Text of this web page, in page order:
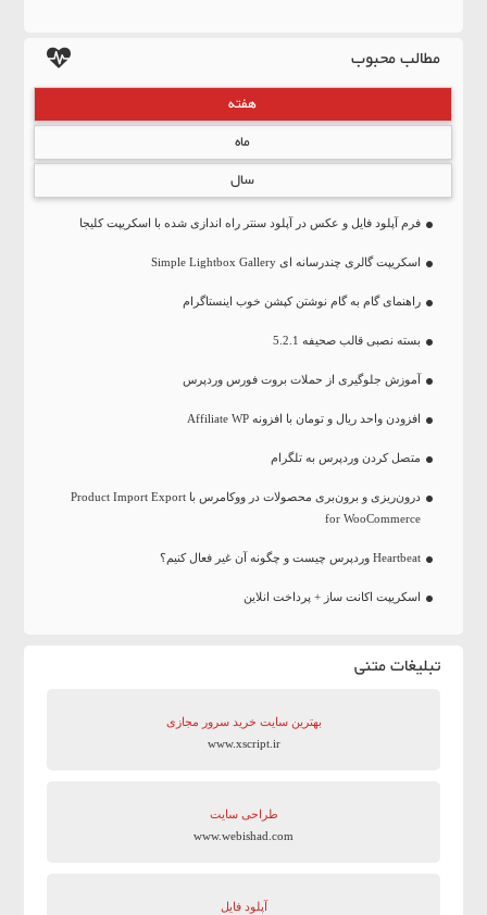
مطالب محبوب
هفته
ماه
سال
فرم آپلود فایل و عکس در آپلود سنتر راه اندازی شده با اسکریپت کلیجا
اسکریپت گالری چندرسانه ای Simple Lightbox Gallery
راهنمای گام به گام نوشتن کپشن خوب اینستاگرام
بسته نصبی قالب صحیفه 5.2.1
آموزش جلوگیری از حملات بروت فورس وردپرس
افزودن واحد ریال و تومان با افزونه Affiliate WP
متصل کردن وردپرس به تلگرام
درون‌ریزی و برون‌بری محصولات در ووکامرس با Product Import Export
for WooCommerce
Heartbeat وردپرس چیست و چگونه آن غیر فعال کنیم؟
اسکریپت اکانت ساز + پرداخت انلاین
تبلیغات متنی
بهترین سایت‌ خرید سرور مجازی
www.xscript.ir
طراحی سایت
www.webishad.com
آپلود فایل